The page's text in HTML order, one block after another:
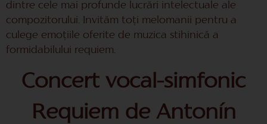
dintre cele mai profunde lucrări intelectuale ale
compozitorului. Invităm toți melomanii pentru a
culege emoțiile oferite de muzica stihinică a
formidabilului requiem.
Concert vocal-simfonic
Requiem de Antonín